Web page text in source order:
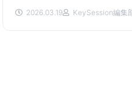
2026.03.19 KeySession編集